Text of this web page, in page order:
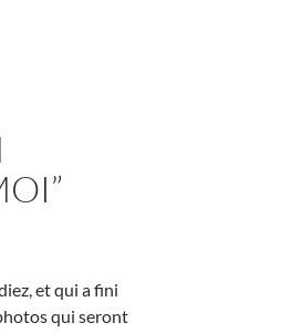
et qui a fini
qui seront